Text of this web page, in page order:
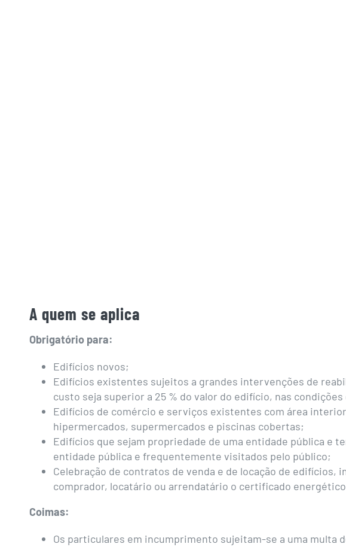
A quem se aplica
Obrigatório para:
Edifícios novos;
Edifícios existentes sujeitos a grandes intervenções de
custo seja superior a 25 % do valor do edifício, nas
Edifícios de comércio e serviços existentes com área
hipermercados, supermercados e piscinas cobertas;
Edifícios que sejam propriedade de uma entidade pública e
entidade pública e frequentemente visitados pelo público;
Celebração de contratos de venda e de locação de
comprador, locatário ou arrendatário o certificado
Coimas:
Os particulares em incumprimento sujeitam-se a uma multa